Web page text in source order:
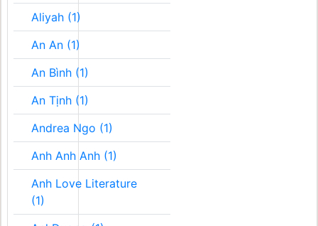
Aliyah (1)
An An (1)
An Bình (1)
An Tịnh (1)
Andrea Ngo (1)
Anh Anh Anh (1)
Anh Love Literature
(1)